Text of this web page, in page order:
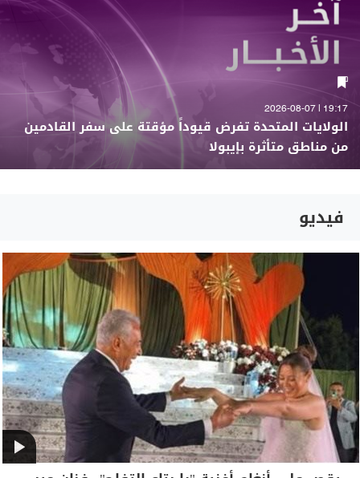
19:17 | 2026-08-07
الولايات المتحدة تفرض قيوداً مؤقتة على سفر القادمين
من مناطق متأثرة بإيبولا
فيديو